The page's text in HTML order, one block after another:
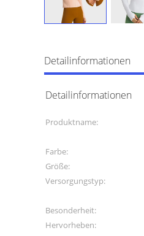
Detailinformationen
Detailinformationen
Produktname:
Farbe:
Größe:
Versorgungstyp:
Besonderheit:
Hervorheben: